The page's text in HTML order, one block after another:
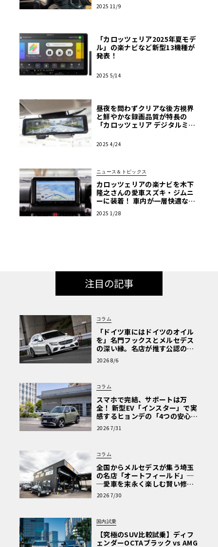
の芳醇な音世界
2025 11/9
「カロッツェリア2025年夏モデ
ル」の楽ナビなど新型13機種が
発表！
2025 5/14
昼夜を問わずクリアな後方視界
と鮮やかな録画品質が特長の
「カロッツェリア デジタルミラ
2025 4/24
ニュース＆トピックス
カロッツェリアの楽ナビを木下
隆之さんの愛車スズキ・ジムニ
ーに装着！ 車内が一層快適な空
2025 1/28
注目の記事
コラム
「ドイツ車にはドイツのオイル
を」名門フックスとメルセデス
の深い縁。名店が推す公認の安
心と、Cクラスで味わうシルキー
な走り〈PR〉
2026 8/6
コラム
スマホで完結、サポートは万
全！ 新型EV「インスター」で実
感するヒョンデの「4つの安心」
【第1回・ヒョンデ6つの疑問：
Why? Hyundai?】〈PR〉
2026 7/31
コラム
全国からメルセデスが集う埼玉
の名店「オートフィールド」─
─愛車を末永く楽しむ賢い修理
術と、プロがフックス製オイル
を選ぶ理由〈PR〉
2026 7/30
国内試乗
【究極のSUV比較試乗】ディフ
ェンダーOCTAブラック vs AMG